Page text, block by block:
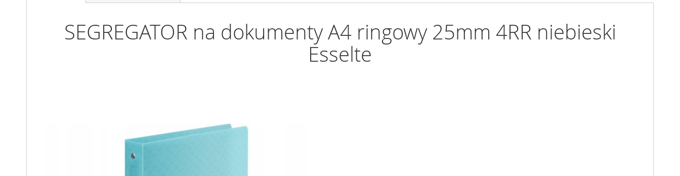
SEGREGATOR na dokumenty A4 ringowy 25mm 4RR niebieski
Esselte